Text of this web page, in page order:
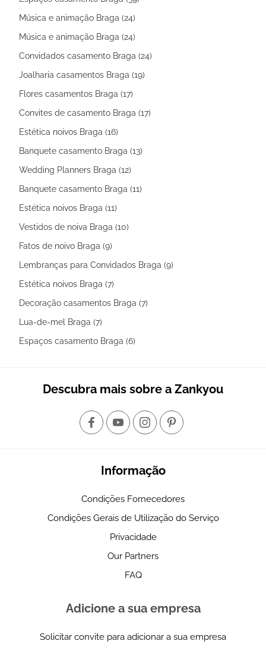
Música e animação Braga (24)
Música e animação Braga (24)
Convidados casamento Braga (24)
Joalharia casamentos Braga (19)
Flores casamentos Braga (17)
Convites de casamento Braga (17)
Estética noivos Braga (16)
Banquete casamento Braga (13)
Wedding Planners Braga (12)
Banquete casamento Braga (11)
Estética noivos Braga (11)
Vestidos de noiva Braga (10)
Fatos de noivo Braga (9)
Lembranças para Convidados Braga (9)
Estética noivos Braga (7)
Decoração casamentos Braga (7)
Lua-de-mel Braga (7)
Espaços casamento Braga (6)
Descubra mais sobre a Zankyou
Informação
Condições Fornecedores
Condições Gerais de Utilização do Serviço
Privacidade
Our Partners
FAQ
Adicione a sua empresa
Solicitar convite para adicionar a sua empresa